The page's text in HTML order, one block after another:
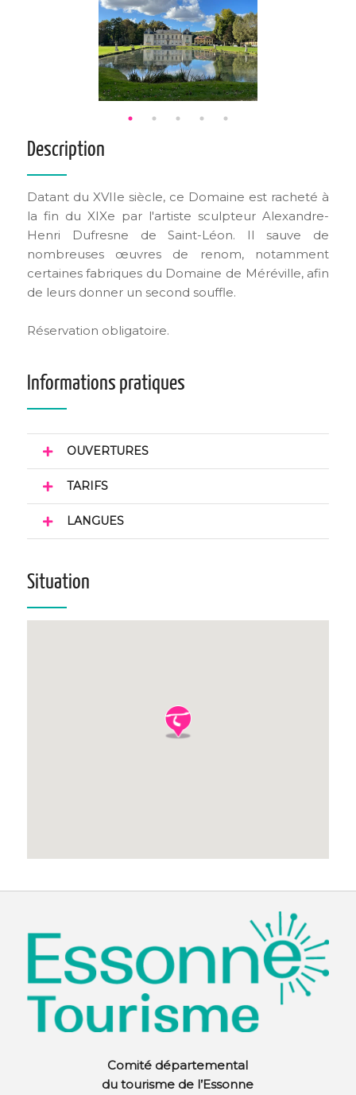
Description
Datant du XVIIe siècle, ce Domaine est racheté à
la fin du XIXe par l'artiste sculpteur Alexandre-
Henri Dufresne de Saint-Léon. Il sauve de
nombreuses œuvres de renom, notamment
certaines fabriques du Domaine de Méréville, afin
de leurs donner un second souffle.
Réservation obligatoire.
Informations pratiques
OUVERTURES
TARIFS
LANGUES
Situation
Comité départemental
du tourisme de l’Essonne